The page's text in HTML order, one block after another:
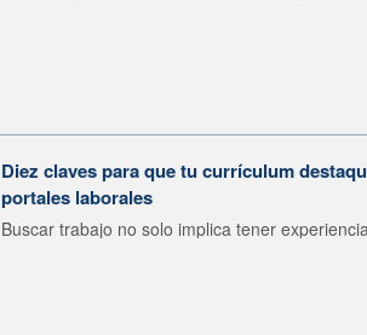
Diez claves para que tu currículum
portales laborales
Buscar trabajo no solo implica tener